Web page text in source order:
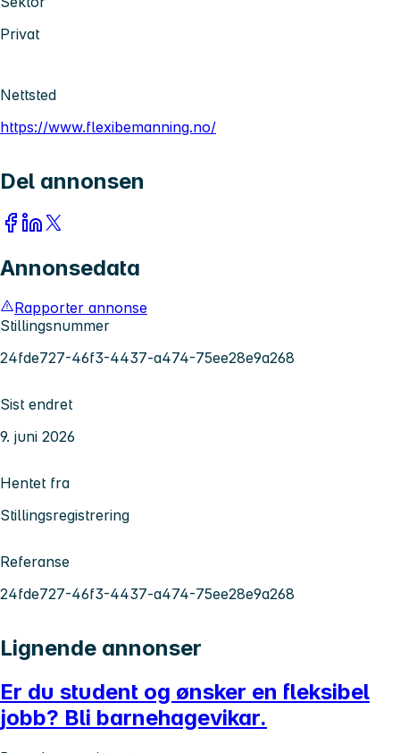
Privat
Nettsted
https://www.flexibemanning.no/
Del annonsen
Annonsedata
Rapporter annonse
Stillingsnummer
24fde727-46f3-4437-a474-75ee28e9a268
Sist endret
9. juni 2026
Hentet fra
Stillingsregistrering
Referanse
24fde727-46f3-4437-a474-75ee28e9a268
Lignende annonser
Er du student og ønsker en fleksibel
jobb? Bli barnehagevikar.